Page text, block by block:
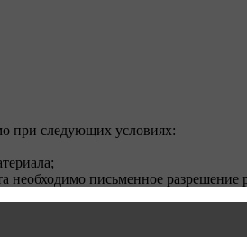
при следующих условиях:
необходимо письменное разрешение